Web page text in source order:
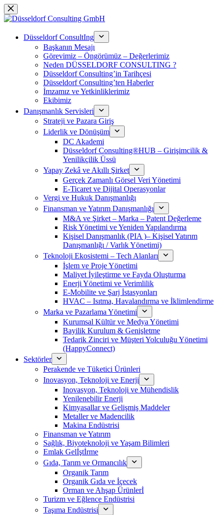
Skip
to
Düsseldorf ConsultIng
Başkanın Mesajı
Görevimiz – Öngörümüz – Değerlerimiz
Neden DÜSSELDORF CONSULTING ?
Düsseldorf Consulting’in Tarihçesi
Düsseldorf Consulting’ten Haberler
İmzamız ve Yetkinliklerimiz
Ekibimiz
Danışmanlık Servisleri
Strateji ve Pazara Giriş
Liderlik ve Dönüşüm
DC Akademi
Düsseldorf Consulting®HUB – Girişimcilik &
Yenilikçilik Üssü
Yapay Zekâ ve Akıllı Şirket
Gerçek Zamanlı Görsel Veri Yönetimi
E-Ticaret ve Dijital Operasyonlar
Vergi ve Hukuk Danışmanlığı
Finansman ve Yatırım Danışmanlığı
M&A ve Şirket – Marka – Patent Değerleme
Risk Yönetimi ve Yeniden Yapılandırma
Kişisel Danışmanlık (PIA )– Kişisel Yatırım
Danışmanlığı / Varlık Yönetimi)
Teknoloji Ekosistemi – Tech Alanları
İşlem ve Proje Yönetimi
Maliyet İyileştirme ve Fayda Oluşturma
Enerji Yönetimi ve Verimlilik
E-Mobilite ve Şarj İstasyonları
HVAC – Isıtma, Havalandırma ve İklimlendirme
Marka ve Pazarlama Yönetimi
Kurumsal Kültür ve Medya Yönetimi
Bayilik Kurulum & Genişletme
Tedarik Zinciri ve Müşteri Yolculuğu Yönetimi
(HappyConnect)
Sektörler
Perakende ve Tüketici Ürünleri
Inovasyon, Teknoloji ve Enerji
Inovasyon, Teknoloji ve Mühendislik
Yenilenebilir Enerji
Kimyasallar ve Gelişmiş Maddeler
Metaller ve Madencilik
Makina Endüstrisi
Finansman ve Yatırım
Sağlık, Biyoteknoloji ve Yaşam Bilimleri
Emlak Gelİştİrme
Gıda, Tarım ve Ormancılık
Organik Tarım
Organik Gıda ve İçecek
Orman ve Ahşap Ürünlerİ
Turizm ve Eğlence Endüstrisi
Taşıma Endüstrisi